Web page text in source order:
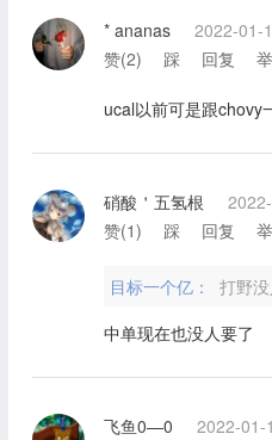
* ananas
2022-01-
赞(2) 踩 回复
ucal以前可是跟chovy
硝酸＇五氢根
赞(1) 踩 回复
目标一个亿：
打野
中单现在也没人要了
飞鱼0—0
2022-01-